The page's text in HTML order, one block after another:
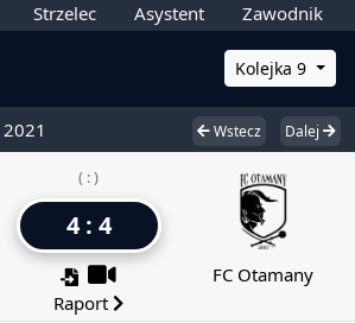
Strzelec Asystent Zawodnik
Kolejka 9
Wstecz Dalej
( : )
4 : 4
Raport
FC Otamany